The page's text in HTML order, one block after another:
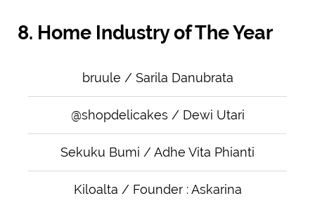
8. Home Industry of The Year
bruule / Sarila Danubrata
@shopdelicakes / Dewi Utari
Sekuku Bumi / Adhe Vita Phianti
Kiloalta / Founder : Askarina